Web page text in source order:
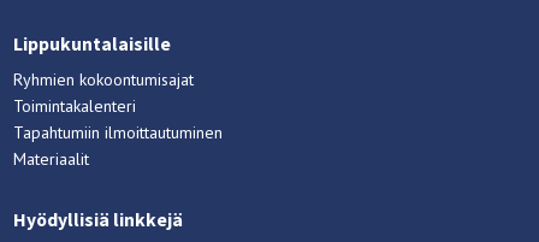
Lippukuntalaisille
Ryhmien kokoontumisajat
Toimintakalenteri
Tapahtumiin ilmoittautuminen
Materiaalit
Hyödyllisiä linkkejä